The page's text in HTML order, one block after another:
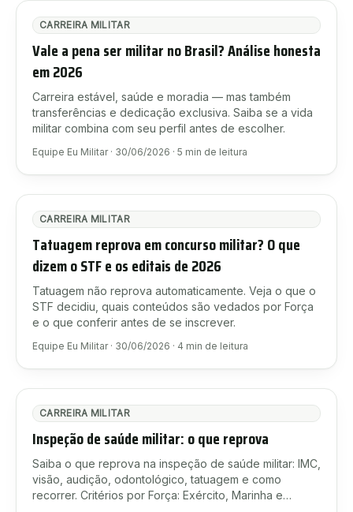
CARREIRA MILITAR
Vale a pena ser militar no Brasil? Análise honesta
em 2026
Carreira estável, saúde e moradia — mas também
transferências e dedicação exclusiva. Saiba se a vida
militar combina com seu perfil antes de escolher.
Equipe Eu Militar· 30/06/2026 · 5 min de leitura
CARREIRA MILITAR
Tatuagem reprova em concurso militar? O que
dizem o STF e os editais de 2026
Tatuagem não reprova automaticamente. Veja o que o
STF decidiu, quais conteúdos são vedados por Força
e o que conferir antes de se inscrever.
Equipe Eu Militar· 30/06/2026 · 4 min de leitura
CARREIRA MILITAR
Inspeção de saúde militar: o que reprova
Saiba o que reprova na inspeção de saúde militar: IMC,
visão, audição, odontológico, tatuagem e como
recorrer. Critérios por Força: Exército, Marinha e